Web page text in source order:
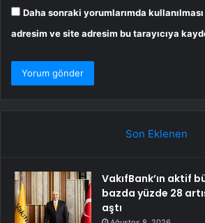
Daha sonraki yorumlarımda
adresim ve site adresim bu tarayıcıya
Son Eklenen
VakıfBank’ın aktif
bazda yüzde 28
aştı